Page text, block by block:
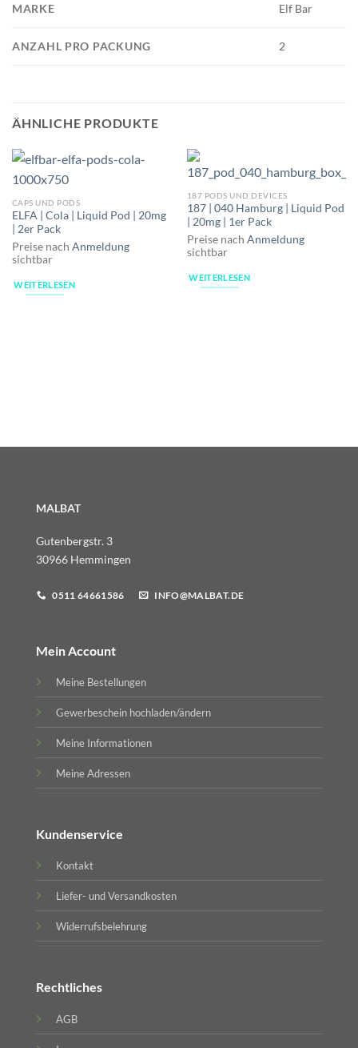
MARKE Elf Bar
ANZAHL PRO PACKUNG 2
ÄHNLICHE PRODUKTE
CAPS UND PODS
ELFA | Cola | Liquid Pod | 20mg
| 2er Pack
Preise nach Anmeldung
sichtbar
WEITERLESEN
187 PODS UND DEVICES
187 | 040 Hamburg | Liquid Pod
| 20mg | 1er Pack
Preise nach Anmeldung
sichtbar
WEITERLESEN
MALBAT
Gutenbergstr. 3
30966 Hemmingen
0511 64661586 INFO@MALBAT.DE
Mein Account
Meine Bestellungen
Gewerbeschein hochladen/ändern
Meine Informationen
Meine Adressen
Kundenservice
Kontakt
Liefer- und Versandkosten
Widerrufsbelehrung
Rechtliches
AGB